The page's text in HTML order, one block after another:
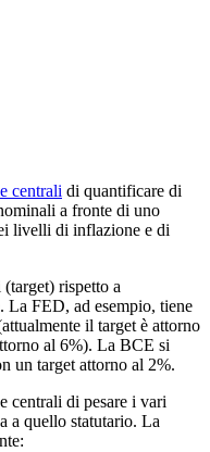
centrali di quantificare di
a fronte di uno
livelli di inflazione e di
rispetto a
La FED, ad esempio, tiene
il target è attorno
al 6%). La BCE si
un target attorno al 2%.
centrali di pesare i vari
a quello statutario. La